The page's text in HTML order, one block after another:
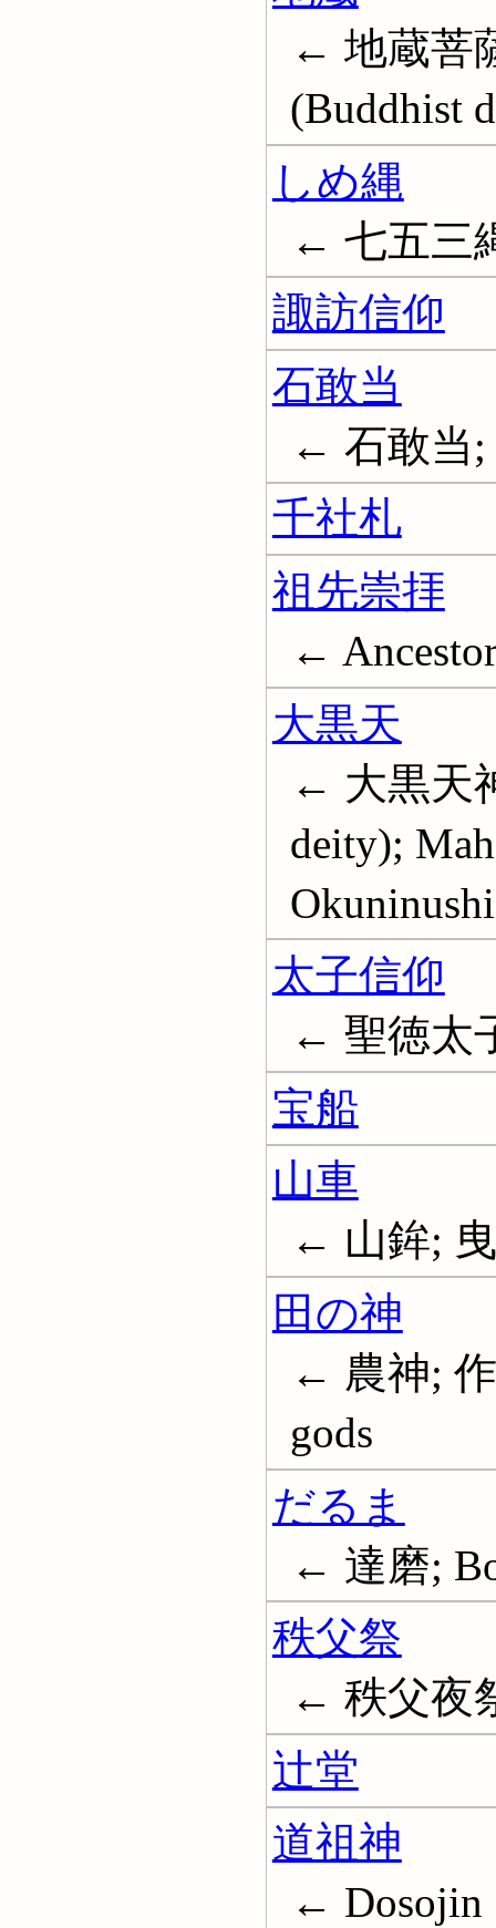
← 地蔵菩
(Buddhist
しめ縄
← 七五三
諏訪信仰
石敢当
← 石敢当;
千社札
祖先崇拝
←
大黒天
← 大黒天
deity);
太子信仰
← 聖徳太
宝船
山車
← 山鉾; 曳
田の神
← 農神;
gods
だるま
← 達磨;
秩父祭
← 秩父夜
辻堂
道祖神
← Dosojin